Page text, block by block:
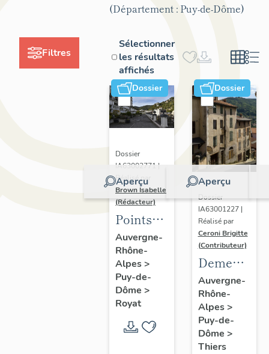
Filtres
(Département : Puy-de-Dôme)
Sélectionner
les résultats
affichés
Dossier
Aperçu
Dossier
IA63002771 |
Réalisé par
Brown Isabelle
(Rédacteur)
Points
de vue
sur le
paysage
thermal
Auvergne-
Rhône-
Alpes>
Puy-de-
Dôme >
Royat
Dossier
Aperçu
Dossier
IA63001227 |
Réalisé par
Ceroni Brigitte
(Contributeur)
Demeures
en site
de pente
Auvergne-
Rhône-
Alpes>
Puy-de-
Dôme >
Thiers